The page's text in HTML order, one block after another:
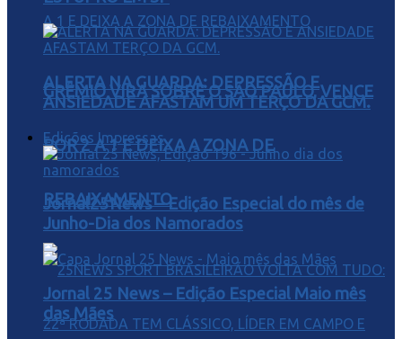
GRÊMIO VIRA SOBRE O SÃO PAULO, VENCE
POR 2 A 1 E DEIXA A ZONA DE
REBAIXAMENTO
ALERTA NA GUARDA: DEPRESSÃO E
ANSIEDADE AFASTAM UM TERÇO DA GCM.
Edições Impressas
Jornal25News – Edição Especial do mês de
Junho-Dia dos Namorados
Jornal 25 News – Edição Especial Maio mês
das Mães